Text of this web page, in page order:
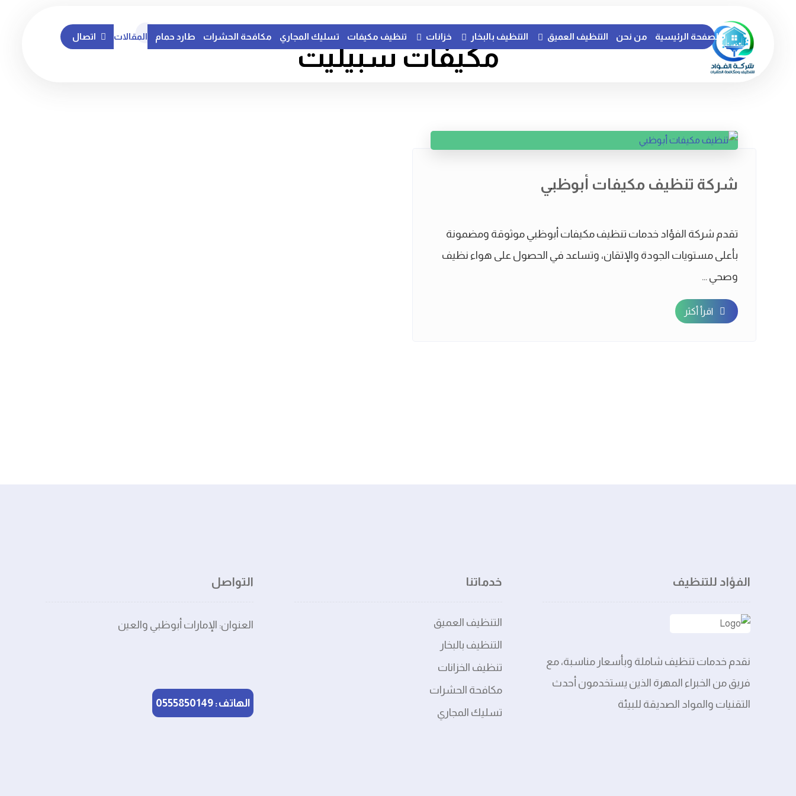
الصفحة الرئيسية من نحن التنظيف العميق التنظيف بالبخار خزانات تنظيف مكيفات تسليك المجاري مكافحة الحشرات طارد حمام المقالات اتصال
مكيفات سبيليت
شركة تنظيف مكيفات أبوظبي
تقدم شركة الفؤاد خدمات تنظيف مكيفات أبوظبي موثوقة ومضمونة
بأعلى مستويات الجودة والإتقان، وتساعد في الحصول على هواء نظيف
وصحي ...
اقرأ أكثر
الفؤاد للتنظيف
نقدم خدمات تنظيف شاملة وبأسعار مناسبة، مع
فريق من الخبراء المهرة الذين يستخدمون أحدث
التقنيات والمواد الصديقة للبيئة
خدماتنا
التنظيف العميق
التنظيف بالبخار
تنظيف الخزانات
مكافحة الحشرات
تسليك المجاري
التواصل
العنوان: الإمارات أبوظبي والعين
الهاتف: 0555850149